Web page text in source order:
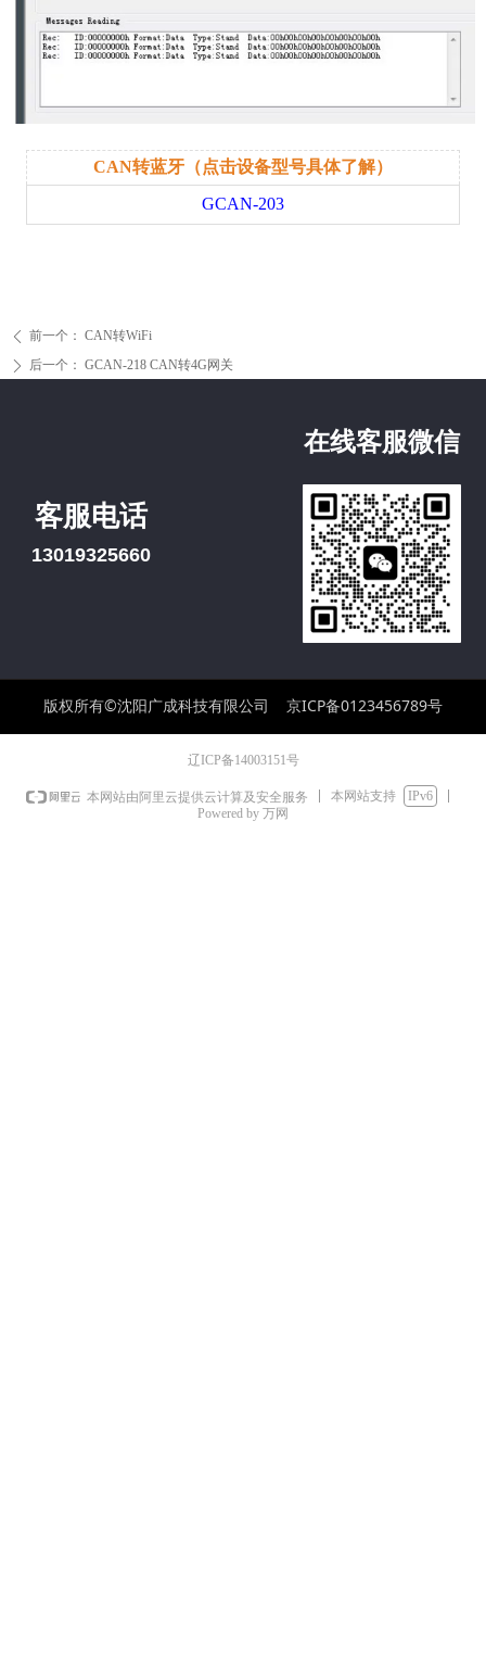
ꄴ 前一个： CAN转WiFi
ꄲ 后一个： GCAN-218 CAN转4G网关
CAN转蓝牙（点击设备型号具体了解）
GCAN-203
客服电话
13019325660
在线客服微信
版权所有©沈阳广成科技有限公司 京ICP备0123456789号
辽ICP备14003151号
本网站由阿里云提供云计算及安全服务 本网站支持
IPv6
Powered by 万网